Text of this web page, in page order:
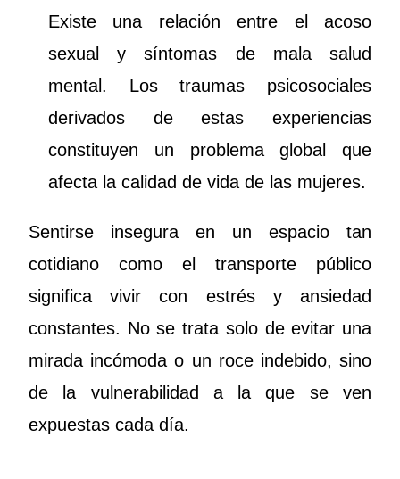
Existe una relación entre el acoso
sexual y síntomas de mala salud
mental. Los traumas psicosociales
derivados de estas experiencias
constituyen un problema global que
afecta la calidad de vida de las mujeres.
Sentirse insegura en un espacio tan
cotidiano como el transporte público
significa vivir con estrés y ansiedad
constantes. No se trata solo de evitar una
mirada incómoda o un roce indebido, sino
de la vulnerabilidad a la que se ven
expuestas cada día.